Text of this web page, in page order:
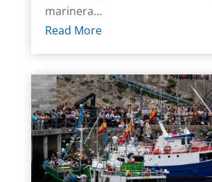
marinera…
Read More